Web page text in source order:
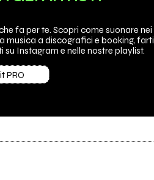
fa per te. Scopri come suonare nei
musica a discografici e booking, farti
Instagram e nelle nostre playlist.
PRO